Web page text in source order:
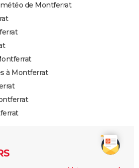
de Montferrat
à Montferrat